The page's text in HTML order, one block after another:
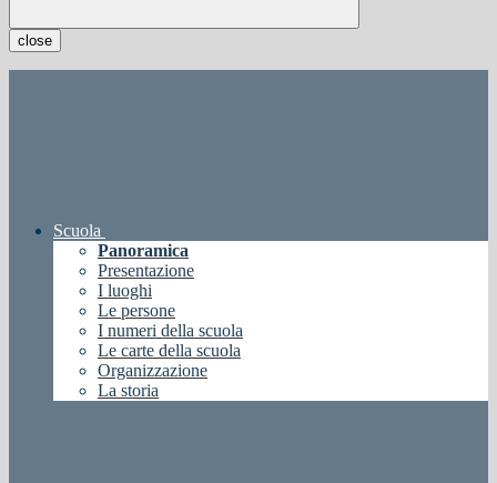
close
Scuola
Panoramica
Presentazione
I luoghi
Le persone
I numeri della scuola
Le carte della scuola
Organizzazione
La storia